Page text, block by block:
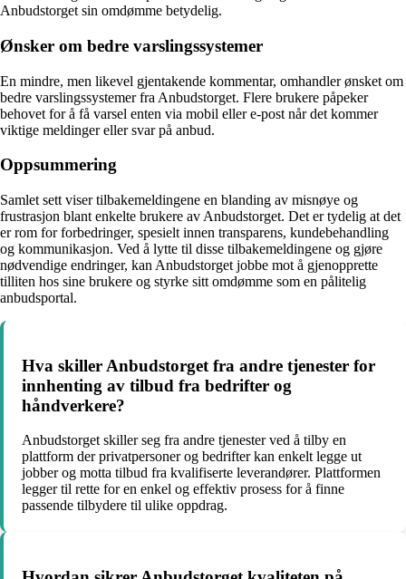
Anbudstorget sin omdømme betydelig.
Ønsker om bedre varslingssystemer
En mindre, men likevel gjentakende kommentar, omhandler ønsket om
bedre varslingssystemer fra Anbudstorget. Flere brukere påpeker
behovet for å få varsel enten via mobil eller e-post når det kommer
viktige meldinger eller svar på anbud.
Oppsummering
Samlet sett viser tilbakemeldingene en blanding av misnøye og
frustrasjon blant enkelte brukere av Anbudstorget. Det er tydelig at det
er rom for forbedringer, spesielt innen transparens, kundebehandling
og kommunikasjon. Ved å lytte til disse tilbakemeldingene og gjøre
nødvendige endringer, kan Anbudstorget jobbe mot å gjenopprette
tilliten hos sine brukere og styrke sitt omdømme som en pålitelig
anbudsportal.
Hva skiller Anbudstorget fra andre tjenester for
innhenting av tilbud fra bedrifter og
håndverkere?
Anbudstorget skiller seg fra andre tjenester ved å tilby en
plattform der privatpersoner og bedrifter kan enkelt legge ut
jobber og motta tilbud fra kvalifiserte leverandører. Plattformen
legger til rette for en enkel og effektiv prosess for å finne
passende tilbydere til ulike oppdrag.